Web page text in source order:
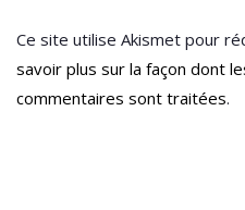
Ce site utilise Akismet pour
savoir plus sur la façon dont
commentaires sont traitées.